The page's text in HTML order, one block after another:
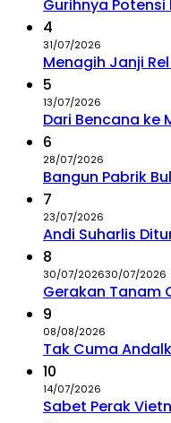
Gurihnya Potensi
4
31/07/2026
Menagih Janji
5
13/07/2026
Dari Bencana ke
6
28/07/2026
Bangun Pabrik
7
23/07/2026
Andi Suharlis
8
30/07/202630/07/2026
Gerakan Tanam
9
08/08/2026
Tak Cuma
10
14/07/2026
Sabet Perak